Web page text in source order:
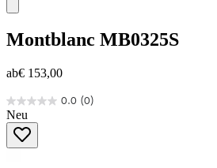
Montblanc MB0325S
ab€ 153,00
0.0 (0)
0.0
von
Sternen.
Neu